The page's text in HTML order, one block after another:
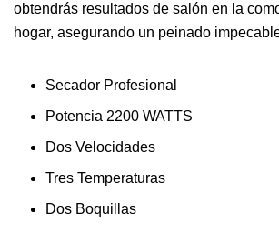
obtendrás resultados de salón en la
hogar, asegurando un peinado
Secador Profesional
Potencia 2200 WATTS
Dos Velocidades
Tres Temperaturas
Dos Boquillas